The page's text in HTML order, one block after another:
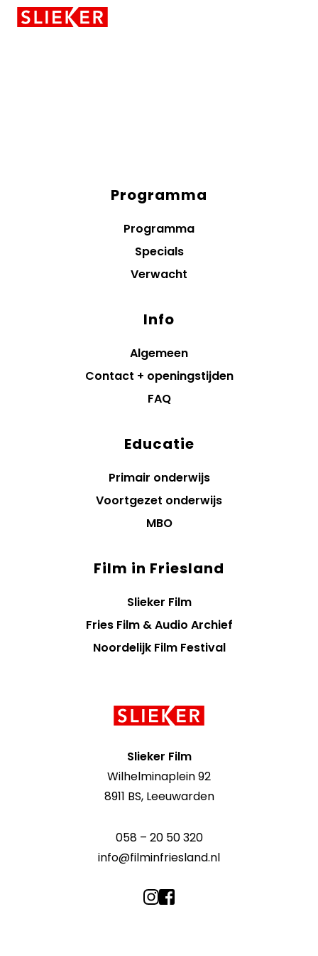
Skiplinks
Programma
Programma
Specials
Verwacht
Info
Algemeen
Contact + openingstijden
FAQ
Educatie
Primair onderwijs
Voortgezet onderwijs
MBO
Film in Friesland
Slieker Film
Fries Film & Audio Archief
Noordelijk Film Festival
Slieker Film
Wilhelminaplein 92
8911 BS, Leeuwarden
058 – 20 50 320
info@filminfriesland.nl